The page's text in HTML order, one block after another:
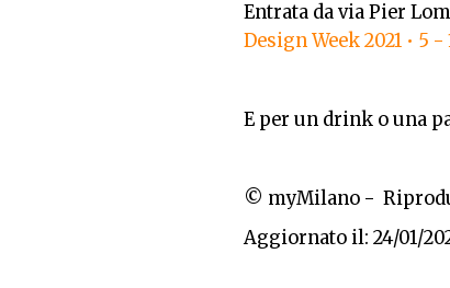
Entrata da via Pier
Design Week 2021 • 5
E per un drink o una
© myMilano -
Aggiornato il: 24/01/